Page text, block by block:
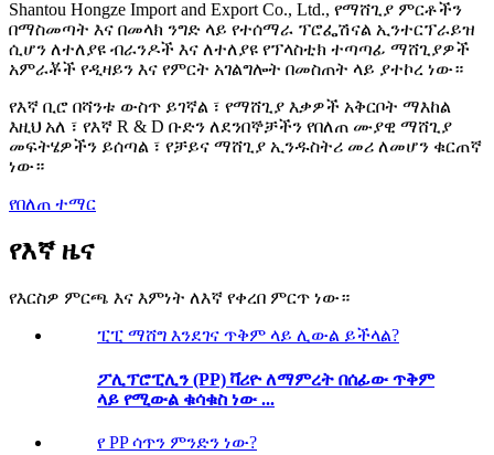
Shantou Hongze Import and Export Co., Ltd., የማሸጊያ ምርቶችን
በማስመጣት እና በመላክ ንግድ ላይ የተሰማራ ፕሮፌሽናል ኢንተርፕራይዝ
ሲሆን ለተለያዩ ብራንዶች እና ለተለያዩ የፕላስቲክ ተጣጣፊ ማሸጊያዎች
አምራቾች የዲዛይን እና የምርት አገልግሎት በመስጠት ላይ ያተኮረ ነው።
የእኛ ቢሮ በሻንቱ ውስጥ ይገኛል ፣ የማሸጊያ እቃዎች አቅርቦት ማእከል
እዚህ አለ ፣ የእኛ R & D ቡድን ለደንበኞቻችን የበለጠ ሙያዊ ማሸጊያ
መፍትሄዎችን ይሰጣል ፣ የቻይና ማሸጊያ ኢንዱስትሪ መሪ ለመሆን ቁርጠኛ
ነው።
የበለጠ ተማር
የእኛ ዜና
የእርስዎ ምርጫ እና እምነት ለእኛ የቀረበ ምርጥ ነው።
ፒፒ ማሸግ እንደገና ጥቅም ላይ ሊውል ይችላል?
ፖሊፕሮፒሊን (PP) ቫሪዮ ለማምረት በሰፊው ጥቅም
ላይ የሚውል ቁሳቁስ ነው ...
የ PP ሳጥን ምንድን ነው?